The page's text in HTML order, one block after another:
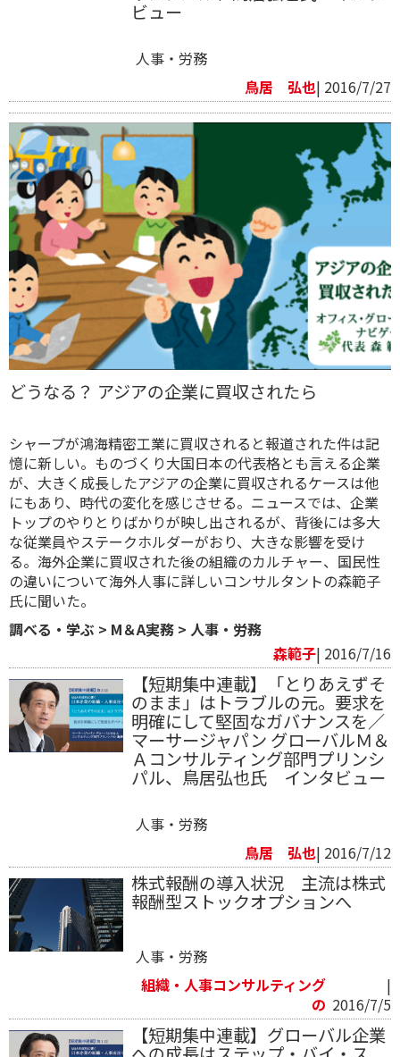
ビュー
人事・労務
鳥居 弘也| 2016/7/27
どうなる？ アジアの企業に買収されたら
シャープが鴻海精密工業に買収されると報道された件は記
憶に新しい。ものづくり大国日本の代表格とも言える企業
が、大きく成長したアジアの企業に買収されるケースは他
にもあり、時代の変化を感じさせる。ニュースでは、企業
トップのやりとりばかりが映し出されるが、背後には多大
な従業員やステークホルダーがおり、大きな影響を受け
る。海外企業に買収された後の組織のカルチャー、国民性
の違いについて海外人事に詳しいコンサルタントの森範子
氏に聞いた。
調べる・学ぶ > M＆A実務 > 人事・労務
森範子| 2016/7/16
【短期集中連載】「とりあえずそ
のまま」はトラブルの元。要求を
明確にして堅固なガバナンスを／
マーサージャパン グローバルＭ＆
Ａコンサルティング部門プリンシ
パル、鳥居弘也氏 インタビュー
人事・労務
鳥居 弘也| 2016/7/12
株式報酬の導入状況 主流は株式
報酬型ストックオプションへ
人事・労務
組織・人事コンサルティング
の
|
2016/7/5
【短期集中連載】グローバル企業